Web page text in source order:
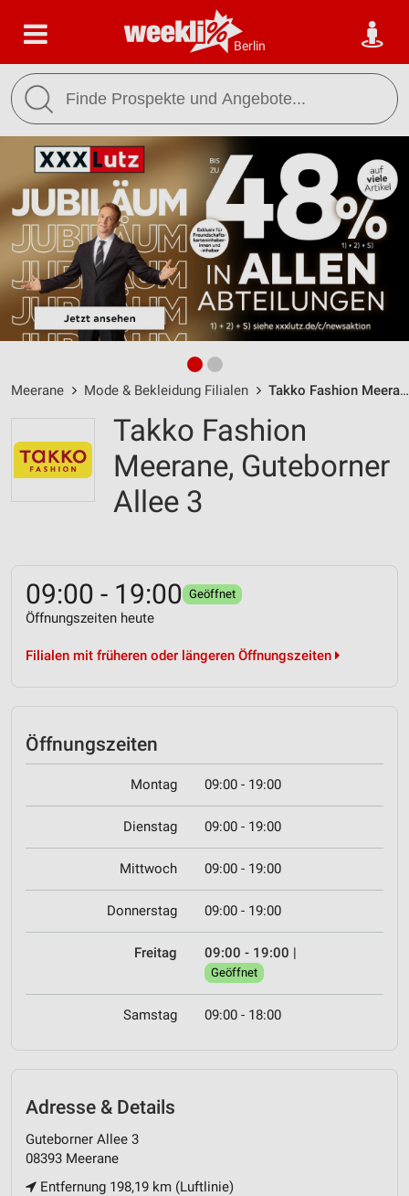
Berlin
Meerane Mode & Bekleidung Filialen Takko Fashion Meerane / Guteborner Allee 3 - Öffnungszeiten & Adresse
Takko Fashion
Meerane, Guteborner
Allee 3
09:00 - 19:00 Geöffnet
Öffnungszeiten heute
Filialen mit früheren oder längeren Öffnungszeiten
Öffnungszeiten
Montag 09:00 - 19:00
Dienstag 09:00 - 19:00
Mittwoch 09:00 - 19:00
Donnerstag 09:00 - 19:00
Freitag 09:00 - 19:00 |
Geöffnet
Samstag 09:00 - 18:00
Adresse & Details
Guteborner Allee 3
08393 Meerane
Entfernung 198,19 km (Luftlinie)